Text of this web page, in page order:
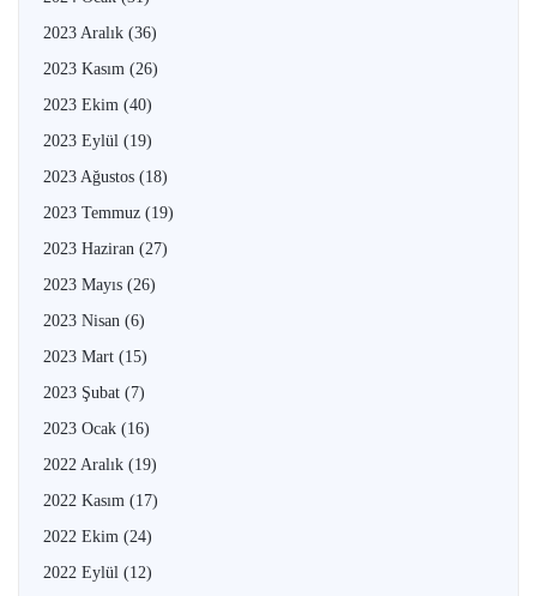
2023 Aralık (36)
2023 Kasım (26)
2023 Ekim (40)
2023 Eylül (19)
2023 Ağustos (18)
2023 Temmuz (19)
2023 Haziran (27)
2023 Mayıs (26)
2023 Nisan (6)
2023 Mart (15)
2023 Şubat (7)
2023 Ocak (16)
2022 Aralık (19)
2022 Kasım (17)
2022 Ekim (24)
2022 Eylül (12)